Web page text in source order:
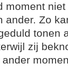
moment
ander. Zo
tonen
zij
ander